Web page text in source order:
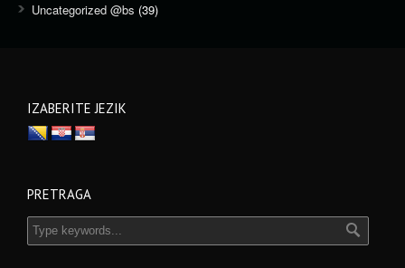
Uncategorized @bs (39)
IZABERITE JEZIK
PRETRAGA